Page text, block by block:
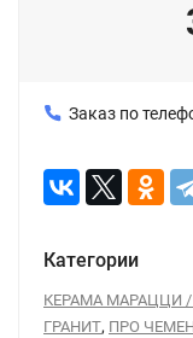
Заказ по
Категории
КЕРАМА МАРАЦЦИ /
ГРАНИТ, ПРО